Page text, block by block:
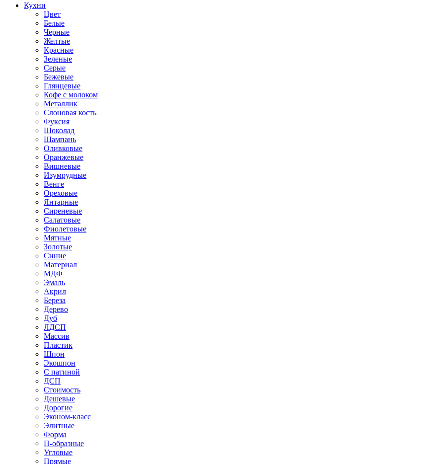
Кухни
Цвет
Белые
Черные
Желтые
Красные
Зеленые
Серые
Бежевые
Глянцевые
Кофе с молоком
Металлик
Слоновая кость
Фуксия
Шоколад
Шампань
Оливковые
Оранжевые
Вишневые
Изумрудные
Венге
Ореховые
Янтарные
Сиреневые
Салатовые
Фиолетовые
Мятные
Золотые
Синие
Материал
МДФ
Эмаль
Акрил
Береза
Дерево
Дуб
ЛДСП
Массив
Пластик
Шпон
Экошпон
С патиной
ДСП
Стоимость
Дешевые
Дорогие
Эконом-класс
Элитные
Форма
П-образные
Угловые
Прямые